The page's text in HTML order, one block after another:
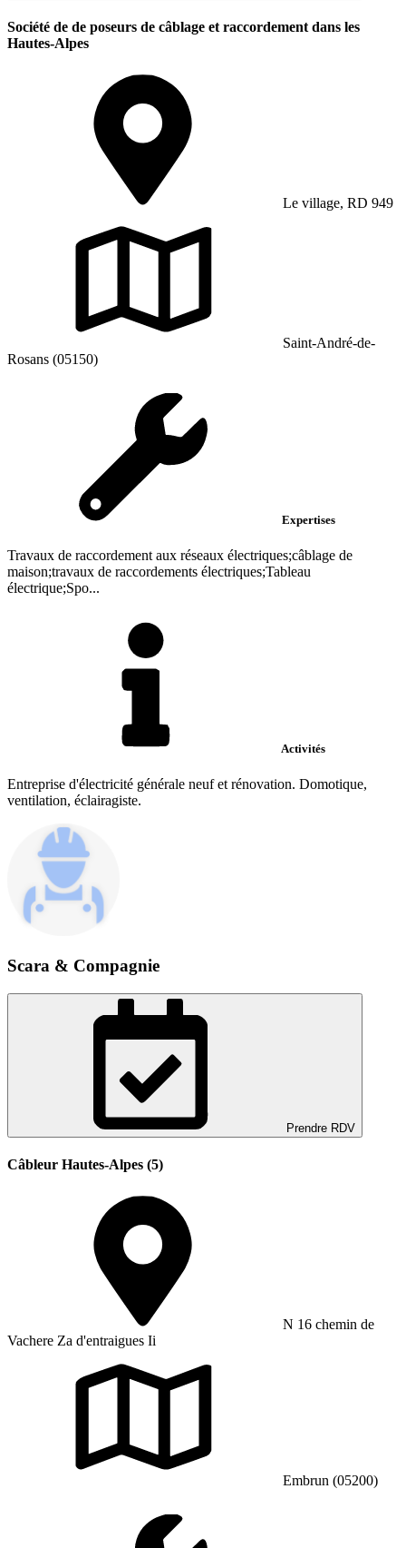
Société de de poseurs de câblage et raccordement dans les
Hautes-Alpes
Le village, RD 949
Saint-André-de-
Rosans (05150)
Expertises
Travaux de raccordement aux réseaux électriques;câblage de
maison;travaux de raccordements électriques;Tableau
électrique;Spo...
Activités
Entreprise d'électricité générale neuf et rénovation. Domotique,
ventilation, éclairagiste.
Scara & Compagnie
Prendre RDV
Câbleur Hautes-Alpes (5)
N 16 chemin de
Vachere Za d'entraigues Ii
Embrun (05200)